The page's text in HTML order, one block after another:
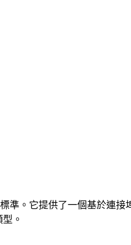
準。它提供了一個基於連
。